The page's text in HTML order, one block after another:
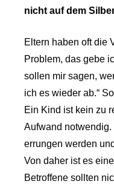
nicht auf dem
Eltern haben oft die
Problem, das gebe
sollen mir sagen,
ich es wieder ab.“
Ein Kind ist kein zu
Aufwand
errungen werden
Von daher ist es
Betroffene sollten